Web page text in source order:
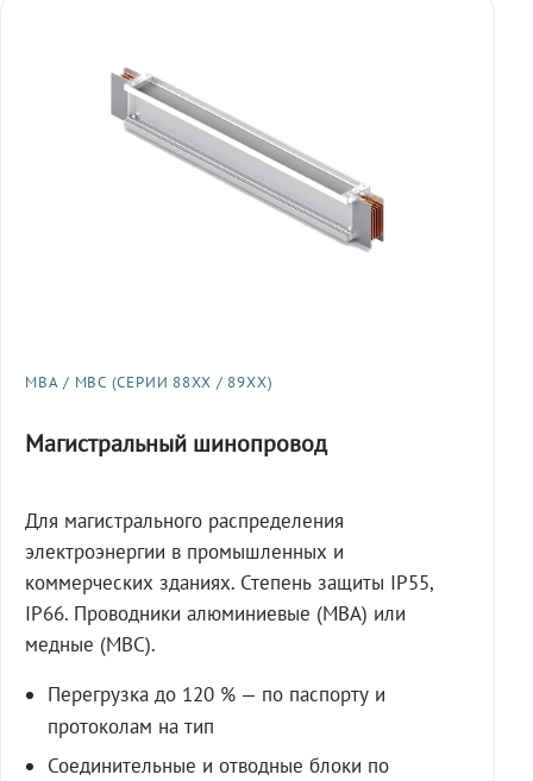
МВА / МВС (СЕРИИ 88XX / 89XX)
Магистральный шинопровод
Для магистрального распределения
электроэнергии в промышленных и
коммерческих зданиях. Степень защиты IP55,
IP66. Проводники алюминиевые (МВА) или
медные (МВС).
Перегрузка до 120 % — по паспорту и
протоколам на тип
Соединительные и отводные блоки по